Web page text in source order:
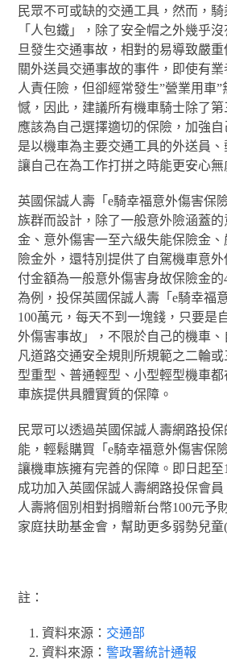
民眾不可或缺的交通工具，然而，
「人包鐵」，除了安全帽之外幾乎
旦發生交通事故，相對的易導致嚴
關外送員交通事故的事件，即使有
人責任險，但卻經常發生”營業用車
憾，因此，建議所有機車騎士除了
應該為自己選擇適切的保險，加強
是以機車為主要交通工具的外送員、
讓自己在為工作打拼之時能更安心無
英國保誠人壽「e騎幸福意外傷害保
族群而設計，除了一般意外險涵蓋
金、意外傷害一至六級失能保險金
險金外，還特別提供了自駕機車意
付金額為一般意外傷害身故保險金的
為例，投保英國保誠人壽「e騎幸福
100萬元，每天不到一塊錢，只要是
外傷害事故」，不限於自己的機車
凡道路交通安全規則所規範之二輪
型重型、普通輕型、小型輕型機車
車族提供具體實質的保障。
民眾可以透過英國保誠人壽網路投
能，輕鬆購買「e騎幸福意外傷害保
讓機車族擁有完善的保障。即日起
成功加入英國保誠人壽網路投保會
人壽將個別相對捐贈新台幣100元予
家庭扶助基金會，幫助更多弱勢兒童
註：
資料來源： 交通部
資料來源：警政署統計通報